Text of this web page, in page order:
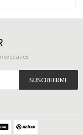
SUSCRIBIRME